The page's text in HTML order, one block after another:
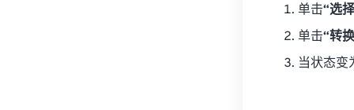
单击“选
单击“转
当状态变